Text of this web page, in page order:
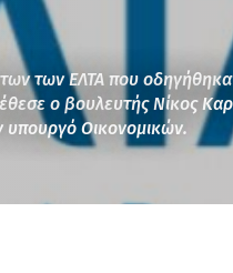
των ΕΛΤΑ που
ο βουλευτής Νίκος
υπουργό Οικονομικών.